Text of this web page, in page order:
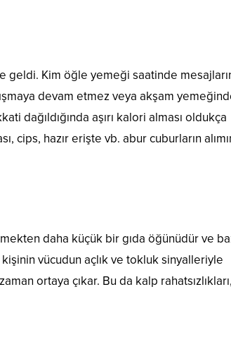
Kim öğle yemeği saatinde
devam etmez veya akşam
dağıldığında aşırı kalori alması oldukça
cips, hazır erişte vb. abur cuburların
daha küçük bir gıda öğünüdür ve
kişinin vücudun açlık ve tokluk sinyalleriyle
ortaya çıkar. Bu da kalp rahatsızlıkları,